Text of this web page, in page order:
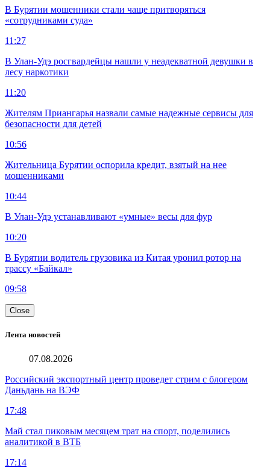
В Бурятии мошенники стали чаще притворяться
«сотрудниками суда»
11:27
В Улан-Удэ росгвардейцы нашли у неадекватной девушки в
лесу наркотики
11:20
Жителям Приангарья назвали самые надежные сервисы для
безопасности для детей
10:56
Жительница Бурятии оспорила кредит, взятый на нее
мошенниками
10:44
В Улан-Удэ устанавливают «умные» весы для фур
10:20
В Бурятии водитель грузовика из Китая уронил ротор на
трассу «Байкал»
09:58
Close
Лента новостей
07.08.2026
Российский экспортный центр проведет стрим с блогером
Даньдань на ВЭФ
17:48
Май стал пиковым месяцем трат на спорт, поделились
аналитикой в ВТБ
17:14